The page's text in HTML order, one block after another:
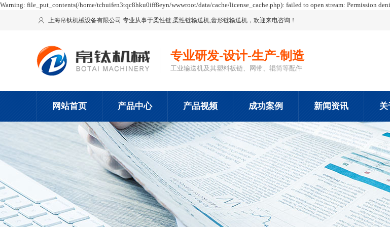
Warning: file_put_contents(/home/tchuifen3tqc8hku0iff8eyn/wwwroot/data/cache/license_cache.php): failed to open stream: Permission
 上海帛钛机械设备有限公司 专业从事于柔性链,柔性链输送机,齿形链输送机 ，欢迎来电咨询！
专业研发-设计-生产-制造
工业输送机及其塑料板链、网带、辊筒等配件
网站首页 产品中心 产品视频 成功案例 新闻资讯 关